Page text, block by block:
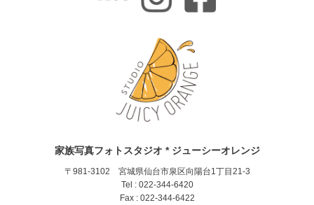
家族写真フォトスタジオ * ジューシーオレンジ
〒981-3102 宮城県仙台市泉区向陽台1丁目21-3
Tel : 022-344-6420
Fax : 022-344-6422